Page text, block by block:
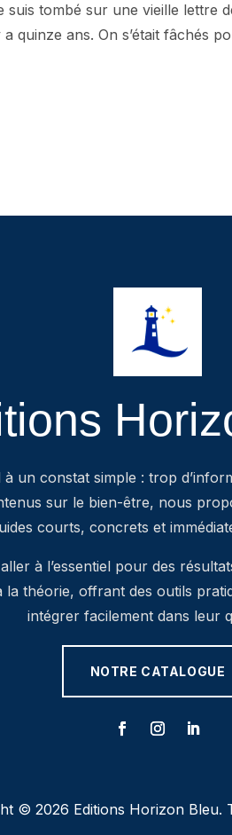
suis tombé sur une vieille lettre
quinze ans. On s’était fâchés
un constat simple : trop
sur le bien-être, nous
courts, concrets et
à l’essentiel pour des
la théorie, offrant des outils
intégrer facilement dans leur
NOTRE CATALOGUE
© 2026 Editions Horizon Bleu.